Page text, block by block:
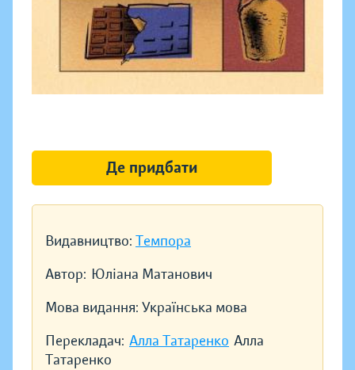
Видавництво: Темпора
Автор: Юліана Матанович
Мова видання: Українська мова
Перекладач: Алла Татаренко Алла
Татаренко
Де придбати